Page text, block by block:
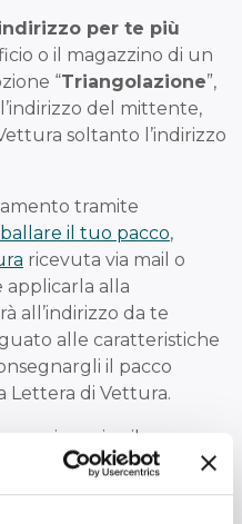
per te più
o il magazzino di un
“Triangolazione”,
del mittente,
soltanto l’indirizzo
tramite
il tuo pacco,
ricevuta via mail o
applicarla alla
all’indirizzo da te
alle caratteristiche
il pacco
Lettera di Vettura.
in carico il pacco,
tua spedizione
account o inserendo il